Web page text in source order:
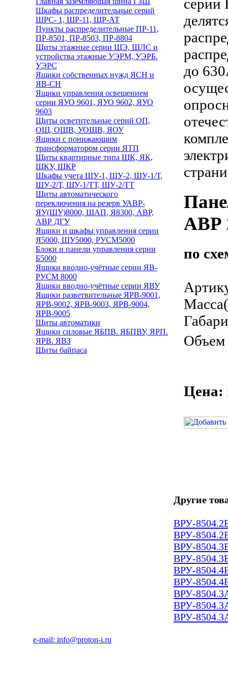
Шкафы распределительные серий
ШРС- 1, ШР-11, ЩР-АТ
Пункты распределительные ПР-11,
ПР-8501, ПР-8503, ПР-8804
Щиты этажные серии ЩЭ, ШЛС и
устройства этажные УЭРМ, УЭРБ.
УЭРС
Ящики собственных нужд ЯСН и
ЯВ-СН
Ящики управления освещением
серии ЯУО 9601, ЯУО 9602, ЯУО
9603
Щиты осветительные серий ОП,
ОЩ, ОЩВ, УОЩВ, ЯОУ
Ящики с понижающим
трансформатором серии ЯТП
Щиты квартирные типа ЩК, ЯК,
ЩКУ, ЩКР
Шкафы учета ШУ-1, ШУ-2, ШУ-1/Т,
ШУ-2/Т, ШУ-1/ТТ, ШУ-2/ТТ
Щиты автоматического
переключения на резерв УАВР-
ЯУ(ШУ)8000, ЩАП, Я8300, АВР,
АВР ДГУ
Ящики и шкафы управления серии
Я5000, ШУ5000, РУСМ5000
Блоки и панели управления серии
Б5000
Ящики вводно-учётные серии ЯВ-
РУСМ 8000
Ящики вводно-учётные серии ЯВУ
Ящики разветвительные ЯРВ-9001,
ЯРВ-9002, ЯРВ-9003, ЯРВ-9004,
ЯРВ-9005
Щиты автоматики
Ящики силовые ЯБПВ. ЯБПВУ, ЯРП.
ЯРВ. ЯВЗ
Щиты байпаса
серии
до
АВР
по
Цена:
Другие
ВРУ-
ВРУ-
ВРУ-
ВРУ-
ВРУ-
ВРУ-
ВРУ-
ВРУ-
ВРУ-
e-mail: info@proton-i.ru